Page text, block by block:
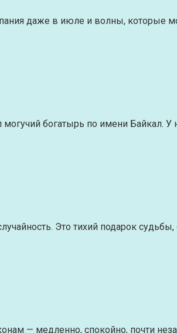
даже в июле и волны, которые
богатырь по имени Байкал.
Это тихий подарок
— медленно, спокойно, почти